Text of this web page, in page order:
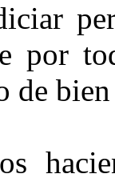
por
de